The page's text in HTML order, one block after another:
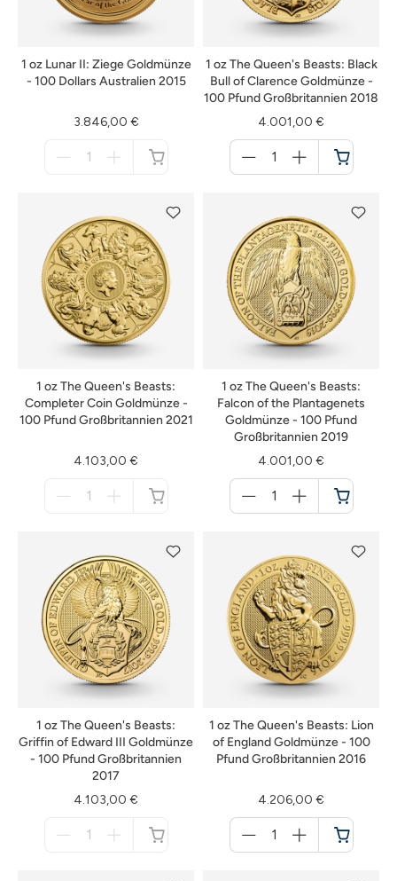
1 oz Lunar II: Ziege Goldmünze
- 100 Dollars Australien 2015
3.846,00 €
1 oz The Queen's Beasts: Black
Bull of Clarence Goldmünze -
100 Pfund Großbritannien 2018
4.001,00 €
für
Warenkorb
1 oz The Queen's Beasts:
Completer Coin Goldmünze -
100 Pfund Großbritannien 2021
4.103,00 €
1 oz The Queen's Beasts:
Falcon of the Plantagenets
Goldmünze - 100 Pfund
Großbritannien 2019
4.001,00 €
für
Warenkorb
1 oz The Queen's Beasts:
Griffin of Edward III Goldmünze
- 100 Pfund Großbritannien
2017
4.103,00 €
1 oz The Queen's Beasts: Lion
of England Goldmünze - 100
Pfund Großbritannien 2016
4.206,00 €
für
Warenkorb